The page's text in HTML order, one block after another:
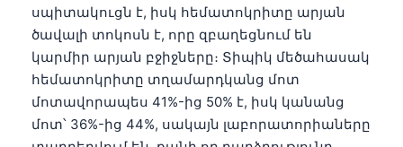
սպիտակուցն է, իսկ հեմատոկրիտը արյան
ծավալի տոկոսն է, որը զբաղեցնում են
կարմիր արյան բջիջները։ Տիպիկ մեծահասակ
հեմատոկրիտը տղամարդկանց մոտ
մոտավորապես 41%-ից 50% է, իսկ կանանց
մոտ՝ 36%-ից 44%, սակայն լաբորատորիաները